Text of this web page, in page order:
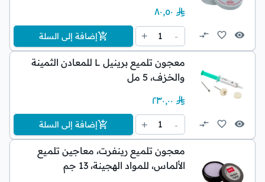
٨٠٫٥٠
-
1
+ إضافة إلى السلة
معجون تلميع برينيل L للمعادن الثمينة
والخزف، 5 مل
٢٣٠٫٠٠
-
1
+ إضافة إلى السلة
معجون تلميع رينفرت، معاجين تلميع
الألماس، للمواد الهجينة، 13 جم